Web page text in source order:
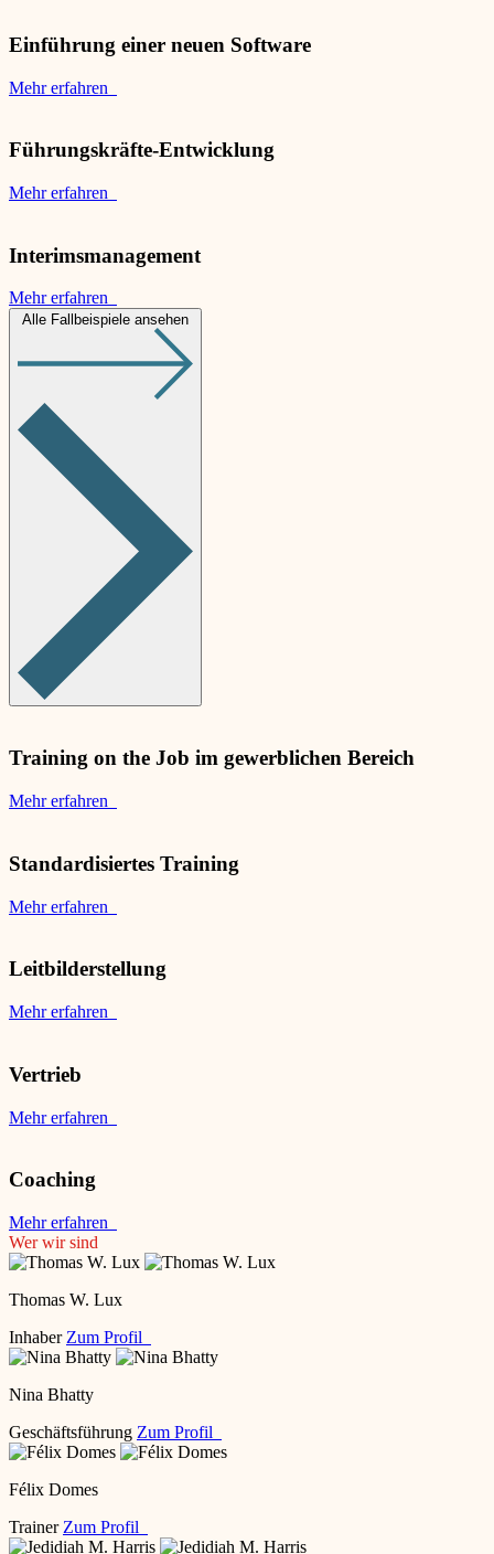
Einführung einer neuen Software
Mehr erfahren
Führungskräfte-Entwicklung
Mehr erfahren
Interimsmanagement
Mehr erfahren
Alle Fallbeispiele ansehen
Training on the Job im gewerblichen Bereich
Mehr erfahren
Standardisiertes Training
Mehr erfahren
Leitbilderstellung
Mehr erfahren
Vertrieb
Mehr erfahren
Coaching
Mehr erfahren
Wer wir sind
Thomas W. Lux
Inhaber Zum Profil
Nina Bhatty
Geschäftsführung Zum Profil
Félix Domes
Trainer Zum Profil